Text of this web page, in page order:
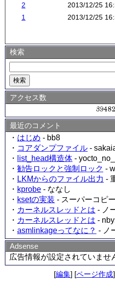
2
2013/12/25
1
2013/12/25
検索
アクセス数
最近のコメント
・ はじめ - bb8
・ コアダンプファイル -
・
list_head構造体 -
・ 勧告ロックと強制ロック -
・ LKMからのファイル出力 -
・ kprobe - ななし
・ ksetの実装 - スーパーコピー
・ カーネルスレッドとは - ノ
・ カーネルスレッドとは -
・ asmlinkageってなに？ - ノ
Adsense
広告情報が設定されていませ
[編集] [ページ作成